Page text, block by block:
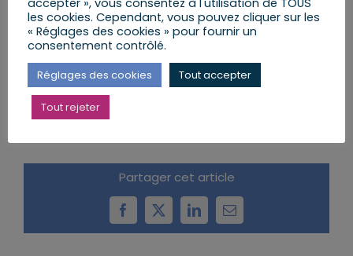
AJOUTER AU CALENDRIER
Partager cet article
Facebook
X LinkedInEmail
accepter », vous consentez à l'utilisation de TOUS
les cookies. Cependant, vous pouvez cliquer sur les
« Réglages des cookies » pour fournir un
consentement contrôlé.
Réglages des cookies Tout accepter
Tout rejeter